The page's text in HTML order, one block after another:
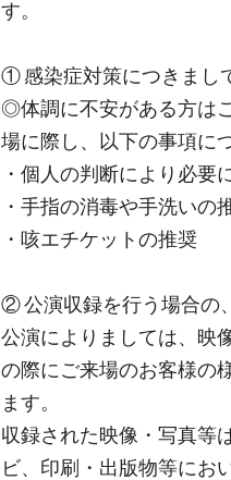
す。
① 感染症対策につきまし
◎体調に不安がある方は
場に際し、以下の事項に
・個人の判断により必要
・手指の消毒や手洗いの
・咳エチケットの推奨
② 公演収録を行う場合の
公演によりましては、映
の際にご来場のお客様の
ます。
収録された映像・写真等
ビ、印刷・出版物等にお